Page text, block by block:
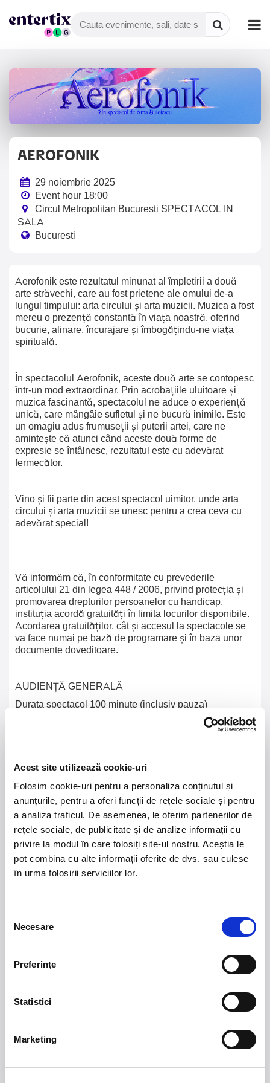
Acest site utilizează cookie-uri
Folosim cookie-uri pentru a personaliza conținutul și
anunțurile, pentru a oferi funcții de rețele sociale și pentru
a analiza traficul. De asemenea, le oferim partenerilor de
rețele sociale, de publicitate și de analize informații cu
privire la modul în care folosiți site-ul nostru. Aceștia le
pot combina cu alte informații oferite de dvs. sau culese
în urma folosirii serviciilor lor.
consimțământului
Necesare
Preferinţe
Statistici
Marketing
Aerofonik este rezultatul minunat al împletirii a două
arte străvechi, care au fost prietene ale omului de-a
lungul timpului: arta circului și arta muzicii. Muzica a fost
mereu o prezență constantă în viața noastră, oferind
bucurie, alinare, încurajare și îmbogățindu-ne viața
spirituală.
În spectacolul Aerofonik, aceste două arte se contopesc
într-un mod extraordinar. Prin acrobațiile uluitoare și
muzica fascinantă, spectacolul ne aduce o experiență
unică, care mângâie sufletul și ne bucură inimile. Este
un omagiu adus frumuseții și puterii artei, care ne
amintește că atunci când aceste două forme de
expresie se întâlnesc, rezultatul este cu adevărat
fermecător.
Vino și fii parte din acest spectacol uimitor, unde arta
circului și arta muzicii se unesc pentru a crea ceva cu
adevărat special!
Vă informăm că, în conformitate cu prevederile
articolului 21 din legea 448 / 2006, privind protecția și
promovarea drepturilor persoanelor cu handicap,
instituția acordă gratuități în limita locurilor disponibile.
Acordarea gratuităților, cât și accesul la spectacole se
va face numai pe bază de programare și în baza unor
documente doveditoare.
AUDIENȚĂ GENERALĂ
Durata spectacol 100 minute (inclusiv pauza)
Copiii în vârstă de până la 2 ani beneficiază de gratuitate la
în brațe de către părinți).
AEROFONIK
29 noiembrie 2025
Event hour 18:00
Circul Metropolitan Bucuresti SPECTACOL IN
SALA
Bucuresti
21 - 22 august 2026
NOSTALGIA Litoral
7 mai 2027
Morgan Jay - La Dolce
Trends
Blackbriar - A Thousand Little Deaths Tour-
Blackbriar ajunge la București pe 27 septembrie,
cel mai nou album al formației, A Thousand Little